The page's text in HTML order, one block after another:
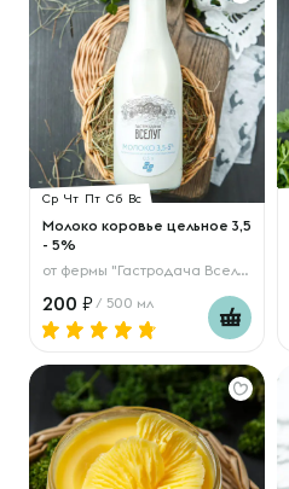
Ср Чт Пт Сб Вс
Молоко коровье цельное 3,5
- 5%
от фермы "Гастродача Вселуг"
200 / 500 мл